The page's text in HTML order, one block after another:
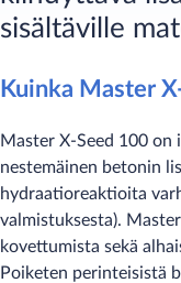
sisältäville
Kuinka Master
Master X-Seed 100 on
nestemäinen betonin
hydraatioreaktioita
valmistuksesta).
kovettumista sekä
Poiketen perinteisistä